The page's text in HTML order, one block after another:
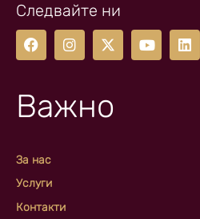
Следвайте ни
Важно
За нас
Услуги
Контакти